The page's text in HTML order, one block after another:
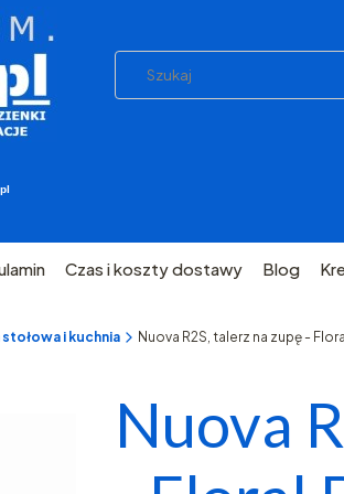
Czas i koszty dostawy Blog
stołowa i kuchnia Nuova R2S, talerz na zupę -
Nuova